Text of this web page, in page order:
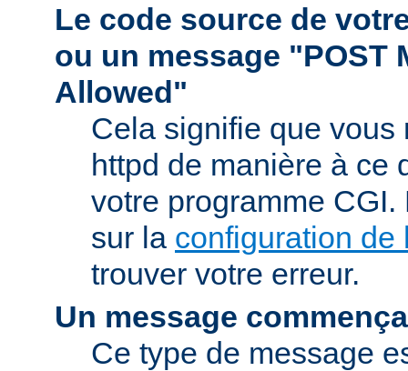
Le code source de
ou un message "POST
Allowed"
Cela signifie que vous
httpd de manière à ce
votre programme
sur la configuration de
trouver votre erreur.
Un message
Ce type de message